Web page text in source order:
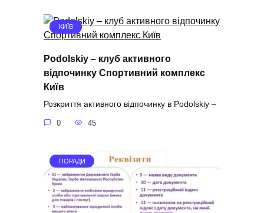
КИЇВ
Podolskiy – клуб активного
відпочинку Спортивний комплекс
Київ
Розкриття активного відпочинку в Podolskiy –
0 45
ПОРАДИ